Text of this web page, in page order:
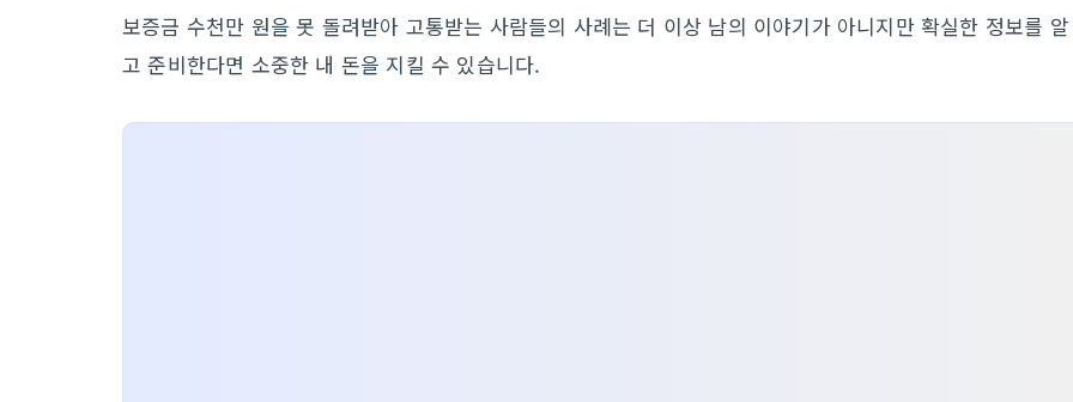
보증금 수천만 원을 못 돌려받아 고통받는 사람들의 사례는 더 이상 남의 이야기가 아니지만 확실한 정보를 알
고 준비한다면 소중한 내 돈을 지킬 수 있습니다.